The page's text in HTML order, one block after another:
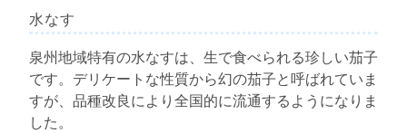
水なす
泉州地域特有の水なすは、生で食べられる珍しい茄子
です。デリケートな性質から幻の茄子と呼ばれていま
すが、品種改良により全国的に流通するようになりま
した。